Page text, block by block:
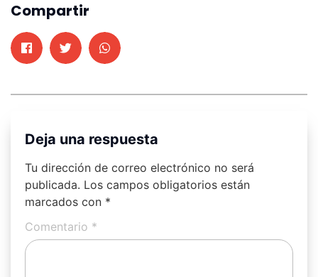
Compartir
Deja una respuesta
Tu dirección de correo electrónico no será
publicada. Los campos obligatorios están
marcados con *
Comentario *